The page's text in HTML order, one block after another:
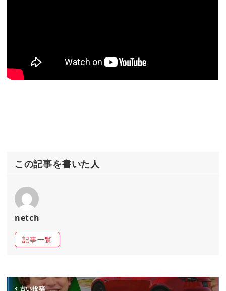
この記事を書いた人
netch
記事一覧
古い投稿